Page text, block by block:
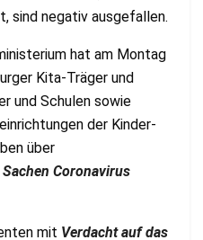
sind negativ ausgefallen.
hat am Montag
Kita-Träger und
und Schulen sowie
der Kinder-
über
Coronavirus
mit Verdacht auf das